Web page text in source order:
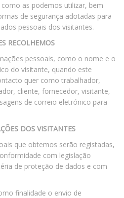
as podemos utilizar, bem
de segurança adotadas para
pessoais dos visitantes.
RECOLHEMOS
pessoais, como o nome e o
do visitante, quando este
quer como trabalhador,
cliente, fornecedor, visitante,
de correio eletrónico para
DOS VISITANTES
que obtemos serão registadas,
com legislação
de proteção de dados e com
finalidade o envio de